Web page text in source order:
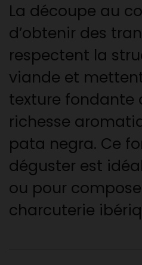
La découpe au
d’obtenir des
respectent la
viande et
texture fondante
richesse
pata negra. Ce
déguster est
ou pour
charcuterie